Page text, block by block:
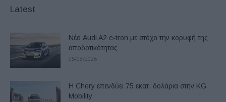
Latest
Νέο Audi A2 e-tron με στόχο την κορυφή της
αποδοτικότητας
05/08/2026
Η Chery επενδύει 75 εκατ. δολάρια στην KG
Mobility